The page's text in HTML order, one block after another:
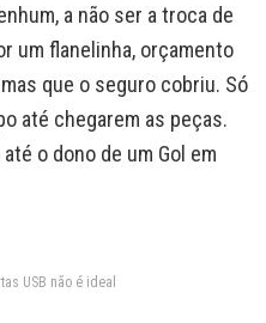
a não ser a troca de
um flanelinha, orçamento
que o seguro cobriu. Só
até chegarem as peças.
o dono de um Gol em
USB não é ideal